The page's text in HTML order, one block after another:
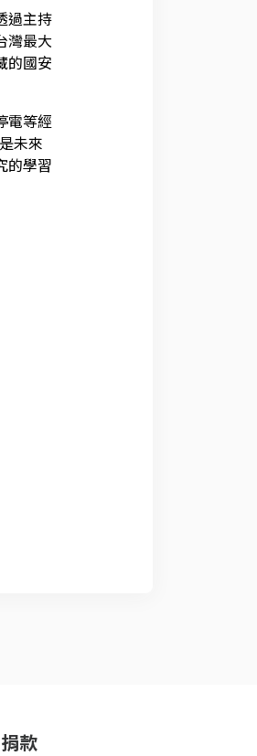
過主持
灣最大
的國安
電等經
未來
的學習
捐款